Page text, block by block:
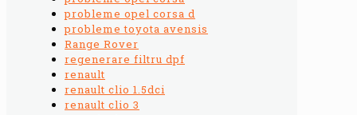
probleme opel corsa d
probleme toyota avensis
Range Rover
regenerare filtru dpf
renault
renault clio 1.5dci
renault clio 3